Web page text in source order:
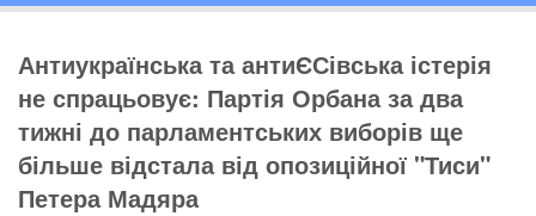
Антиукраїнська та антиЄСівська істерія
не спрацьовує: Партія Орбана за два
тижні до парламентських виборів ще
більше відстала від опозиційної "Тиси"
Петера Мадяра